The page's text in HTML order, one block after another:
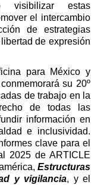
visibilizar estas
el intercambio
de estrategias
de expresión
para México y
su 20º
de trabajo en la
de todas las
información en
e inclusividad.
clave para el
2025 de ARTICLE
Estructuras
y vigilancia, y el